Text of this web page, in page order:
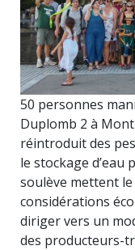
50 personnes
Duplomb 2 à
réintroduit des
le stockage d’eau
soulève mettent
considérations
diriger vers un
des producteurs-